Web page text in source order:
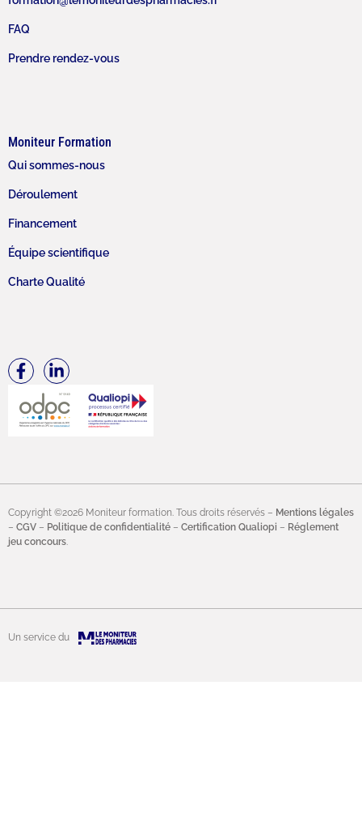
FAQ
Prendre rendez-vous
Moniteur Formation
Qui sommes-nous
Déroulement
Financement
Équipe scientifique
Charte Qualité
Copyright ©2026 Moniteur formation. Tous droits réservés – Mentions légales
– CGV – Politique de confidentialité – Certification Qualiopi – Réglement
jeu concours.
Un service du